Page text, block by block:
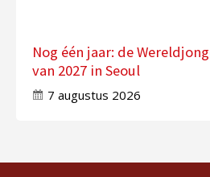
Nog één jaar: de
van 2027 in Seoul
7 augustus 2026